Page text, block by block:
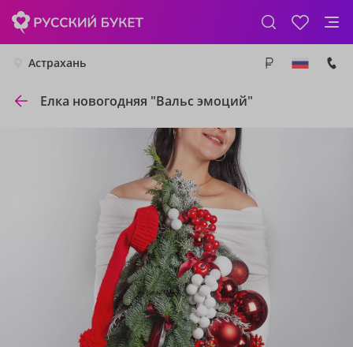
Астрахань
Елка новогодняя "Вальс эмоций"